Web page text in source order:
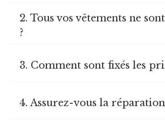
2. Tous vos vêtements ne
?
3. Comment sont fixés les
4. Assurez-vous la